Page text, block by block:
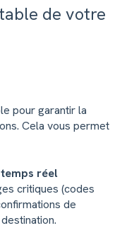
de votre
pour garantir la
Cela vous permet
réel
critiques (codes
de